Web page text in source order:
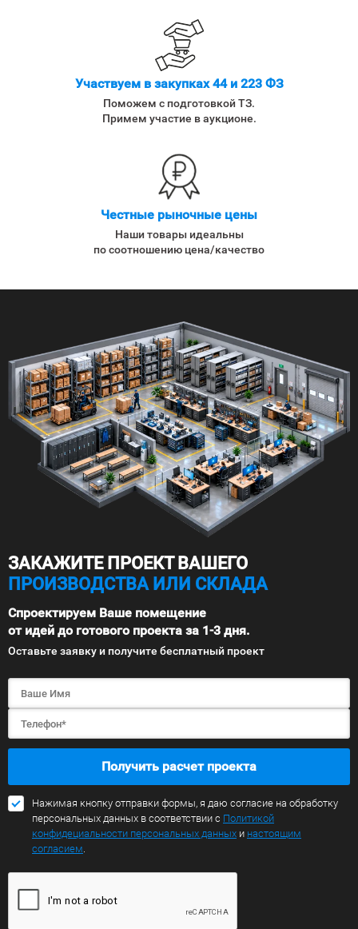
Участвуем в закупках 44 и 223 ФЗ
Поможем с подготовкой ТЗ.
Примем участие в аукционе.
Честные рыночные цены
Наши товары идеальны
по соотношению цена/качество
ЗАКАЖИТЕ ПРОЕКТ ВАШЕГО
ПРОИЗВОДСТВА ИЛИ СКЛАДА
Спроектируем Ваше помещение
от идей до готового проекта за 1-3 дня.
Оставьте заявку и получите бесплатный проект
Получить расчет проекта
Нажимая кнопку отправки формы, я даю согласие на обработку
персональных данных в соответствии с Политикой
конфидециальности персональных данных и настоящим
согласием